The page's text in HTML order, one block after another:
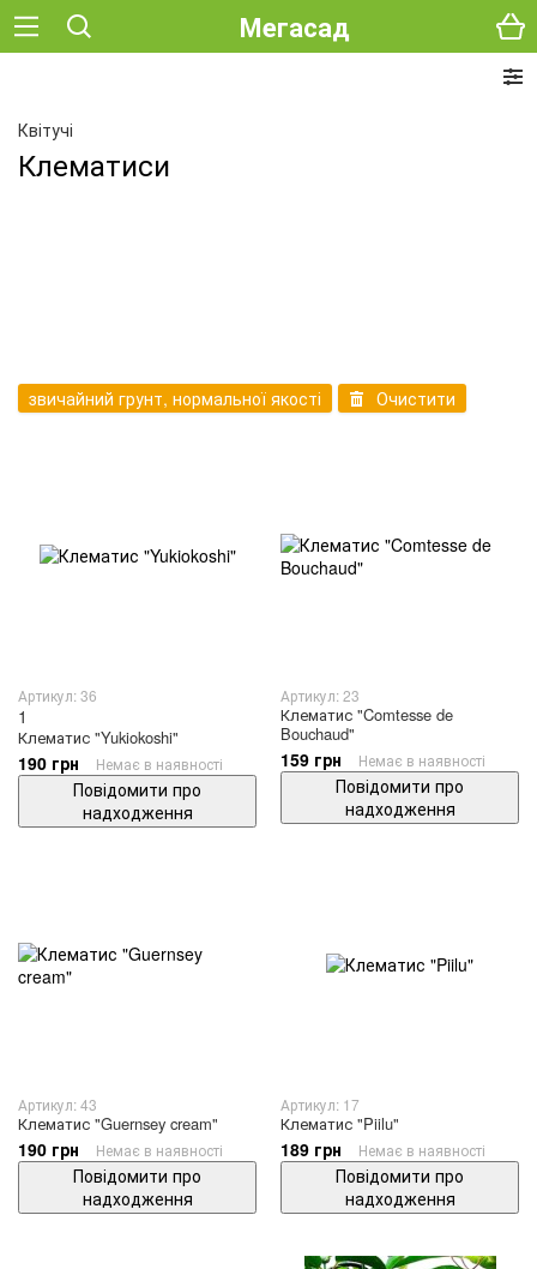
Мегасад
Квітучі
Клематиси
звичайний грунт, нормальної якості Очистити
Артикул: 36
1
Клематис "Yukiokoshi"
190 грн Немає в наявності
Повідомити про
надходження
Артикул: 23
Клематис "Comtesse de
Bouchaud"
159 грн Немає в наявності
Повідомити про
надходження
Артикул: 43
Клематис "Guernsey cream"
190 грн Немає в наявності
Повідомити про
надходження
Артикул: 17
Клематис "Piilu"
189 грн Немає в наявності
Повідомити про
надходження